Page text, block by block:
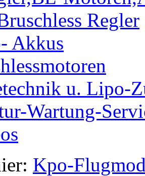
Regler
Akkus
u. Lipo-
Wartung-
Kpo-